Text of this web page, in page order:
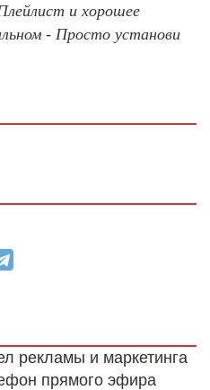
и хорошее
- Просто установи
рекламы и маркетинга
прямого эфира